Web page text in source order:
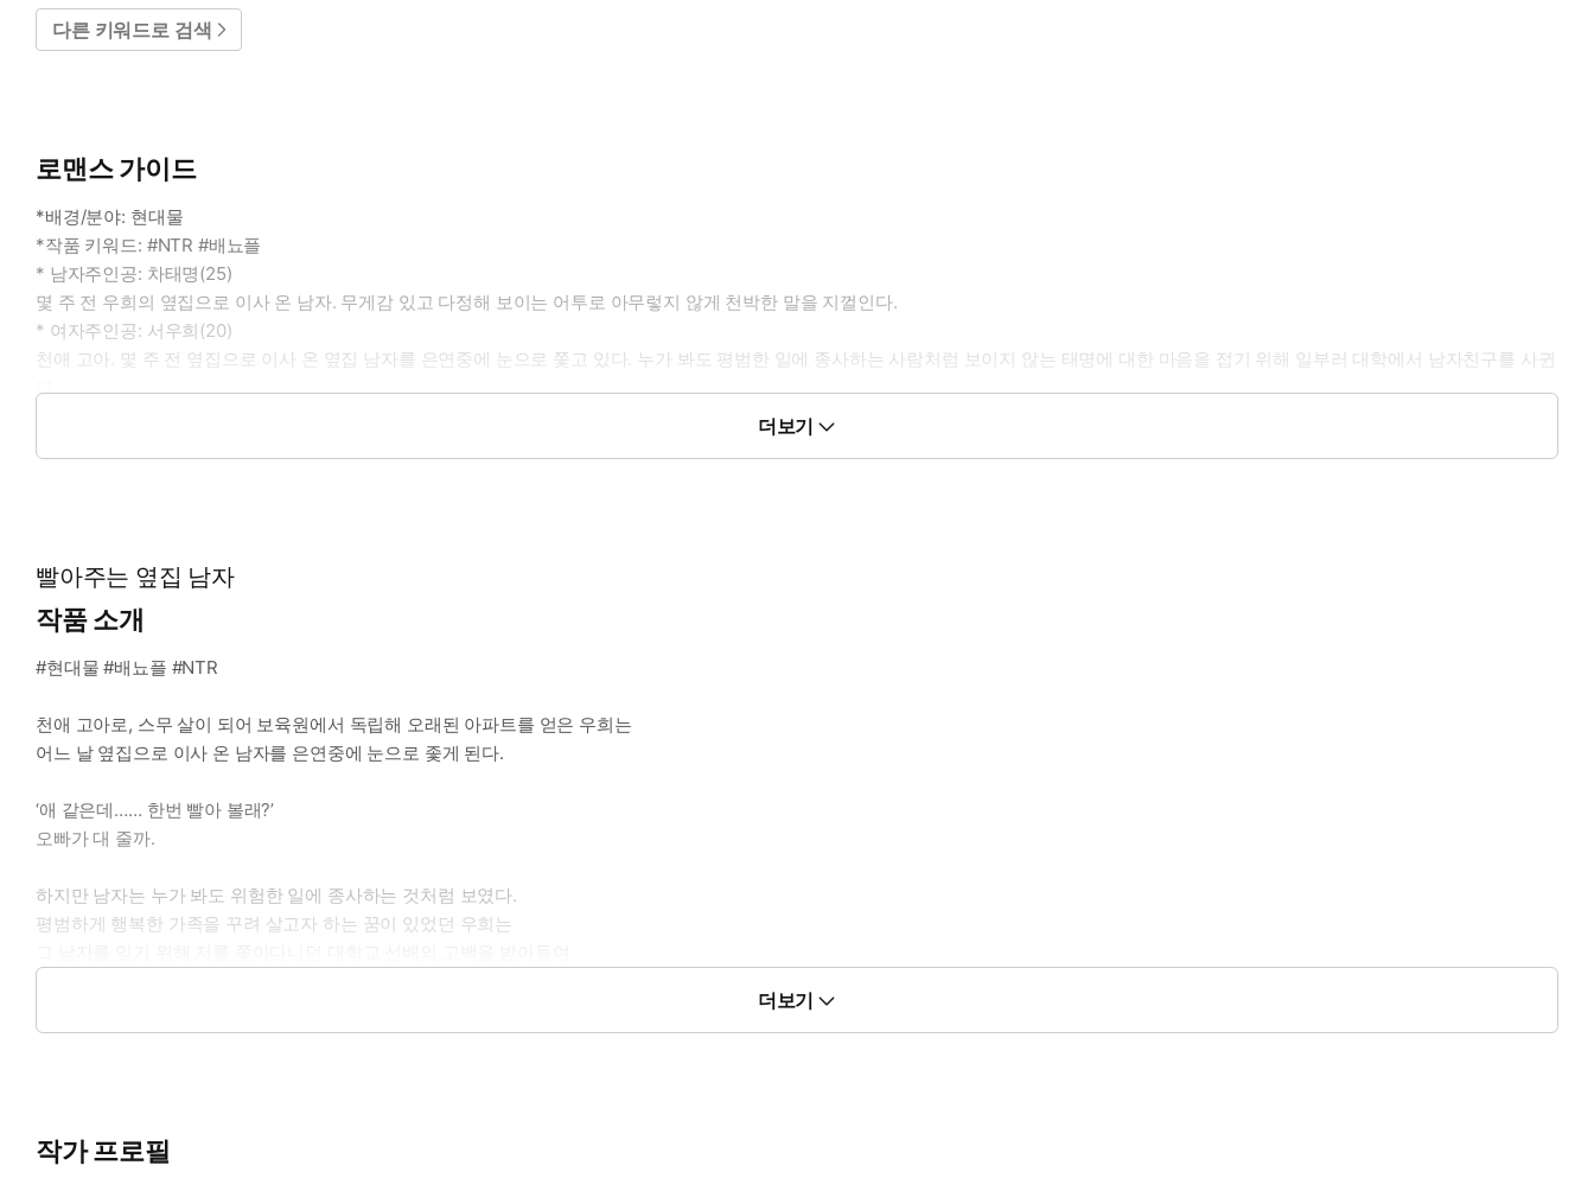
다른 키워드로 검색
로맨스 가이드
*배경/분야: 현대물
*작품 키워드: #NTR #배뇨플
* 남자주인공: 차태명(25)
몇 주 전 우희의 옆집으로 이사 온 남자. 무게감 있고 다정해 보이는 어투로 아무렇지 않게 천박한 말을 지껄인다.
* 여자주인공: 서우희(20)
천애 고아. 몇 주 전 옆집으로 이사 온 옆집 남자를 은연중에 눈으로 쫓고 있다. 누가 봐도 평범한 일에 종사하는 사람처럼 보이지 않는 태명에 대한 마음을 접기 위해 일부러 대학에서 남자친구를 사귄
다.
* 이럴 때 보세요: 딱 봐도 저를 좋아하는 것처럼 보이던 여자가 저 모르게 다른 남자친구를 만들었다는 사실에 빡이 친 남자를 보고 싶을 때.
더보기
빨아주는 옆집 남자
작품 소개
#현대물 #배뇨플 #NTR
천애 고아로, 스무 살이 되어 보육원에서 독립해 오래된 아파트를 얻은 우희는
어느 날 옆집으로 이사 온 남자를 은연중에 눈으로 좇게 된다.
‘애 같은데…… 한번 빨아 볼래?’
오빠가 대 줄까.
하지만 남자는 누가 봐도 위험한 일에 종사하는 것처럼 보였다.
평범하게 행복한 가족을 꾸려 살고자 하는 꿈이 있었던 우희는
- 우희 힘들면 내가 아파트 앞까지 갈게. 안 돼?
새로 사귄 남자 친구의 존재를 들켰다.
더보기
작가 프로필